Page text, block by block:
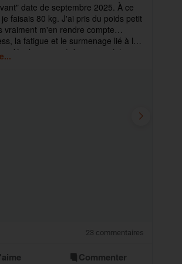
date de septembre 2025. À ce
faisais 80 kg. J'ai pris du poids petit
vraiment m'en rendre compte…
la fatigue et le surmenage lié à la
développement de mes projets.
23 commentaires
Commenter